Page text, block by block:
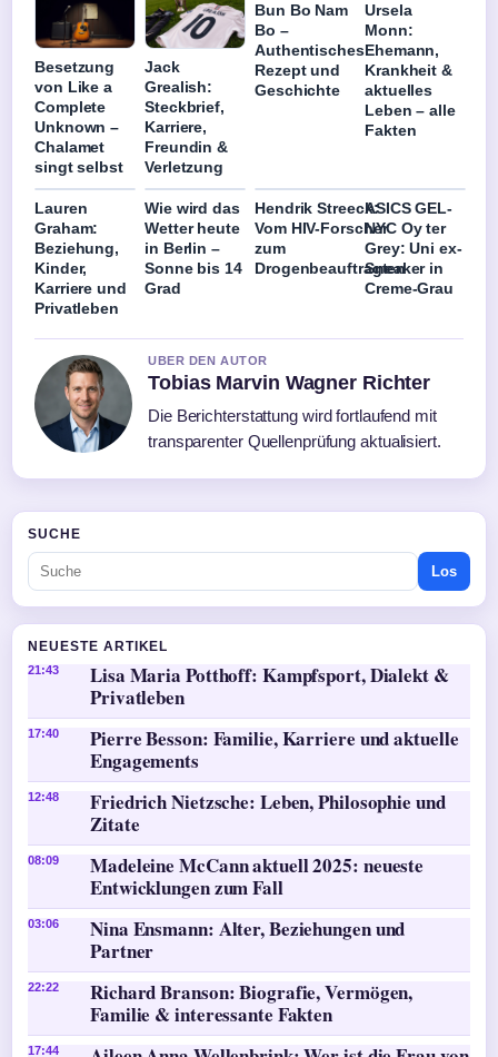
Besetzung
von Like a
Complete
Unknown –
Chalamet
singt selbst
Jack
Grealish:
Steckbrief,
Karriere,
Freundin &
Verletzung
Bun Bo Nam
Bo –
Authentisches
Rezept und
Geschichte
Ursela
Monn:
Ehemann,
Krankheit &
aktuelles
Leben – alle
Fakten
Lauren
Graham:
Beziehung,
Kinder,
Karriere und
Privatleben
Wie wird das
Wetter heute
in Berlin –
Sonne bis 14
Grad
Hendrik Streeck:
Vom HIV-Forscher
zum
Drogenbeauftragten
ASICS GEL-
NYC Oy ter
Grey: Uni ex-
Sneaker in
Creme-Grau
UBER DEN AUTOR
Tobias Marvin Wagner Richter
Die Berichterstattung wird fortlaufend mit
transparenter Quellenprüfung aktualisiert.
SUCHE
Los
NEUESTE ARTIKEL
21:43
Lisa Maria Potthoff: Kampfsport, Dialekt &
Privatleben
17:40
Pierre Besson: Familie, Karriere und aktuelle
Engagements
12:48
Friedrich Nietzsche: Leben, Philosophie und
Zitate
08:09
Madeleine McCann aktuell 2025: neueste
Entwicklungen zum Fall
03:06
Nina Ensmann: Alter, Beziehungen und
Partner
22:22
Richard Branson: Biografie, Vermögen,
Familie & interessante Fakten
17:44